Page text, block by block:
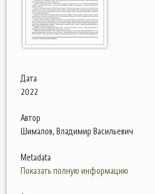
Дата
2022
Автор
Шималов, Владимир Васильевич
Metadata
Показать полную информацию